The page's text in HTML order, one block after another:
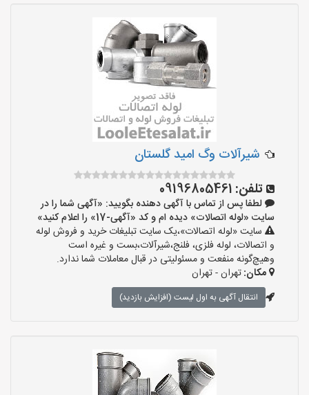
شیرآلات وگ امید گلستان
تلفن: 09196805461
لطفا پس از تماس با آگهی دهنده بگویید: «آگهی شما را در
سایت «لوله اتصالات» دیده ام و کد «آگهی-17» را اعلام کنید»
سایت «لوله اتصالات»،یک سایت تبلیغات خرید و فروش لوله
و اتصالات، لوله فلزی، فلنج،شیرآلات،بست و غیره است
وهیچ‌گونه منفعت و مسئولیتی در قبال معاملات شما ندارد.
مکان:تهران - تهران
انتقال آگهی به اول لیست (افزایش بازدید)